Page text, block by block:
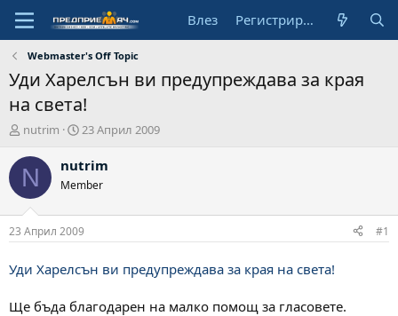
Влез Регистрирай се
Webmaster's Off Topic
Уди Харелсън ви предупреждава за края
на света!
А
т
о
nutrim
Н
ч
л
а
д
т
23 Април 2009
N nutrim
Member
23 Април 2009 #1
Уди Харелсън ви предупреждава за края на света!
Ще бъда благодарен на малко помощ за гласовете.